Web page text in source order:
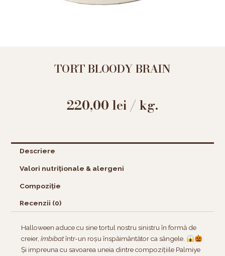
TORT BLOODY BRAIN
220,00 lei / kg.
Descriere
Valori nutriționale & alergeni
Compoziție
Recenzii (0)
Halloween aduce cu sine tortul nostru sinistru în formă de
creier,îmbibatîntr-un roșu înspăimântător ca sângele.
Și impreuna cu savoarea uneia dintre compozițiile Palmiye